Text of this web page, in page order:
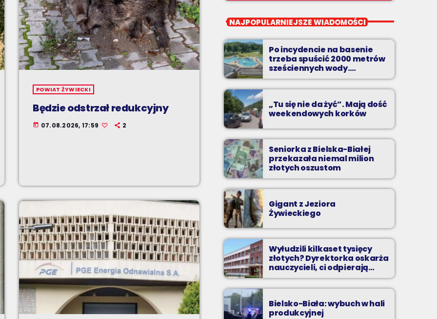
POWIAT ŻYWIECKI
Będzie odstrzał redukcyjny
today 07.08.2026, 17:59 2
Przygarnij zwierzaka
Radio BIELSKO i osoby którym nie jest
obojętny los czworonogów, zachęcają do
adopcji zwierząt z okolicznych schronisk.
NAJPOPULARNIEJSZE WIADOMOŚCI
Po incydencie na basenie
trzeba spuścić 2000 metrów
sześciennych wody.
„Ogromne koszty i ogromna
praca”
„Tu się nie da żyć”. Mają dość
weekendowych korków
Seniorka z Bielska-Białej
przekazała niemal milion
złotych oszustom
Gigant z Jeziora
Żywieckiego
Wyłudzili kilkaset tysięcy
złotych? Dyrektorka oskarża
nauczycieli, ci odpierają
zarzuty
Bielsko-Biała: wybuch w hali
produkcyjnej